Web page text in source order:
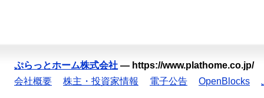
ぷらっとホーム株式会社 — https://www.plathome.co.jp/
会社概要
株主・投資家情報 電子公告 OpenBlocks